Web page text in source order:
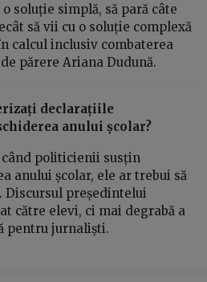
soluție simplă, să pară câte
să vii cu o soluție complexă
calcul inclusiv combaterea
părere Ariana Dudună.
declarațiile
anului școlar?
politicienii susțin
anului școlar, ele ar trebui să
președintelui
către elevi, ci mai degrabă a
pentru jurnaliști.